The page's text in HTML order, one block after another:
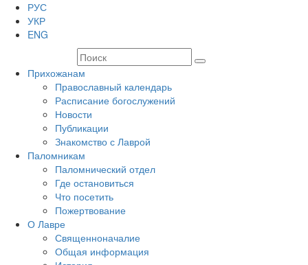
РУС
УКР
ENG
Прихожанам
Православный календарь
Расписание богослужений
Новости
Публикации
Знакомство с Лаврой
Паломникам
Паломнический отдел
Где остановиться
Что посетить
Пожертвование
О Лавре
Священноначалие
Общая информация